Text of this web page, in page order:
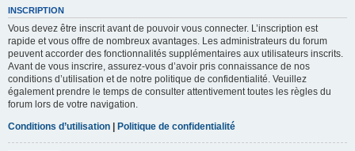
INSCRIPTION
Vous devez être inscrit avant de pouvoir vous connecter. L’inscription est
rapide et vous offre de nombreux avantages. Les administrateurs du forum
peuvent accorder des fonctionnalités supplémentaires aux utilisateurs inscrits.
Avant de vous inscrire, assurez-vous d’avoir pris connaissance de nos
conditions d’utilisation et de notre politique de confidentialité. Veuillez
également prendre le temps de consulter attentivement toutes les règles du
forum lors de votre navigation.
Conditions d’utilisation
Politique de confidentialité